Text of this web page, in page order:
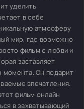
уделить
в себе
атмосферу
мир, где возможно
фильм о любви и
заставляет
момента. Он подарит
впечатления.
фильм онлайн
в захватывающий